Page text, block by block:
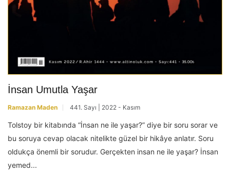
İnsan Umutla Yaşar
Ramazan Maden 441. Sayı | 2022 - Kasım
Tolstoy bir kitabında “İnsan ne ile yaşar?” diye bir soru sorar ve
bu soruya cevap olacak nitelikte güzel bir hikâye anlatır. Soru
oldukça önemli bir sorudur. Gerçekten insan ne ile yaşar? İnsan
yemed...